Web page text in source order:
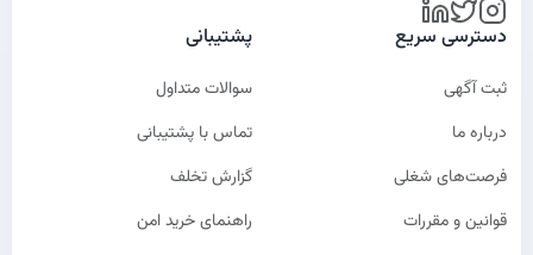
دسترسی سریع
ثبت آگهی
درباره ما
فرصت‌های شغلی
قوانین و مقررات
پشتیبانی
سوالات متداول
تماس با پشتیبانی
گزارش تخلف
راهنمای خرید امن